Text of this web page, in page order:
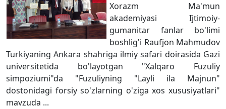
Xorazm Ma'mun
akademiyasi Ijtimoiy-
gumanitar fanlar bo'limi
boshlig'i Raufjon Mahmudov
Turkiyaning Ankara shahriga ilmiy safari doirasida Gazi
universitetida bo'layotgan "Xalqaro Fuzuliy
simpoziumi"da "Fuzuliyning "Layli ila Majnun"
dostonidagi forsiy so'zlarning o'ziga xos xususiyatlari"
mavzuda ...